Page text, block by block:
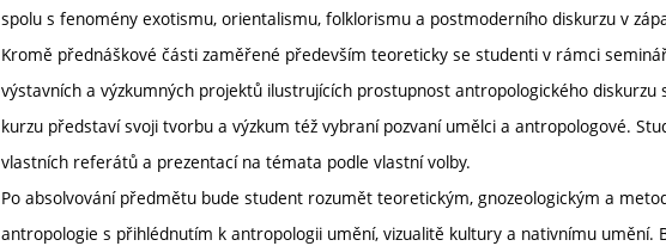
spolu s fenomény exotismu, orientalismu, folklorismu a postmoderního diskurzu v
Kromě přednáškové části zaměřené především teoreticky se studenti v rámci
výstavních a výzkumných projektů ilustrujících prostupnost antropologického
kurzu představí svoji tvorbu a výzkum též vybraní pozvaní umělci a antropologové.
vlastních referátů a prezentací na témata podle vlastní volby.
Po absolvování předmětu bude student rozumět teoretickým, gnozeologickým a
antropologie s přihlédnutím k antropologii umění, vizualitě kultury a nativnímu umění.